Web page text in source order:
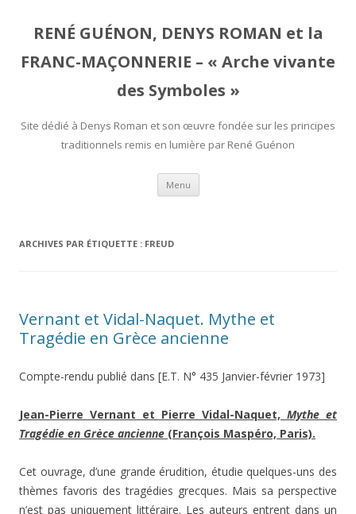
RENÉ GUÉNON, DENYS ROMAN et la
FRANC-MAÇONNERIE – « Arche vivante
des Symboles »
Site dédié à Denys Roman et son œuvre fondée sur les principes
traditionnels remis en lumière par René Guénon
Menu Aller
contenu
ARCHIVES PAR ÉTIQUETTE : FREUD
Vernant et Vidal-Naquet. Mythe et
Tragédie en Grèce ancienne
Compte-rendu publié dans [E.T. N° 435 Janvier-février 1973]
Jean-Pierre Vernant et Pierre Vidal-Naquet, Mythe et
Tragédie en Grèce ancienne (François Maspéro, Paris).
Cet ouvrage, d’une grande érudition, étudie quelques-uns des
thèmes favoris des tragédies grecques. Mais sa perspective
n’est pas uniquement littéraire. Les auteurs entrent dans un